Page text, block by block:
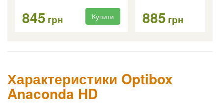
845 грн Купити 885 грн
Характеристики Optibox
Anaconda HD